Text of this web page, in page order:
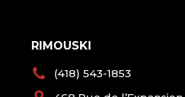
RIMOUSKI
(418) 543-1853